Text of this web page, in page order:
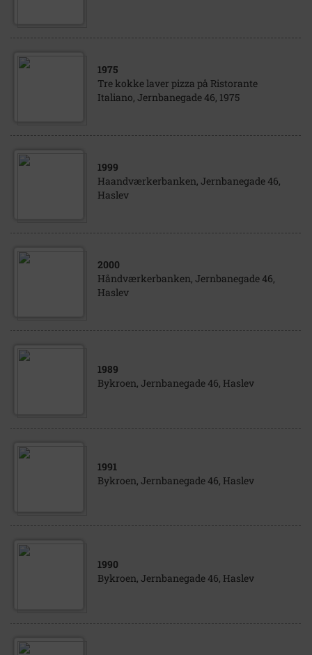
1975
Tre kokke laver pizza på Ristorante
Italiano, Jernbanegade 46, 1975
1999
Haandværkerbanken, Jernbanegade 46,
Haslev
2000
Håndværkerbanken, Jernbanegade 46,
Haslev
1989
Bykroen, Jernbanegade 46, Haslev
1991
Bykroen, Jernbanegade 46, Haslev
1990
Bykroen, Jernbanegade 46, Haslev